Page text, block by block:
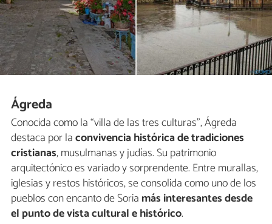
Ágreda
Conocida como la “villa de las tres culturas”, Ágreda
destaca por laconvivencia histórica de tradiciones
cristianas, musulmanas y judías. Su patrimonio
arquitectónico es variado y sorprendente. Entre murallas,
iglesias y restos históricos, se consolida como uno de los
pueblos con encanto de Soria más interesantes desde
el punto de vista cultural e histórico.